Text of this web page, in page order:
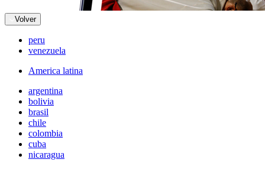
Volver
peru
venezuela
America latina
argentina
bolivia
brasil
chile
colombia
cuba
nicaragua